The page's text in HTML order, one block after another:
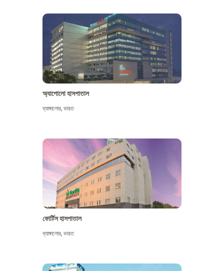
অ্যাপোলো হাসপাতাল
ব্যাঙ্গালোর,ভারত
ফোর্টিস হাসপাতাল
ব্যাঙ্গালোর,ভারত